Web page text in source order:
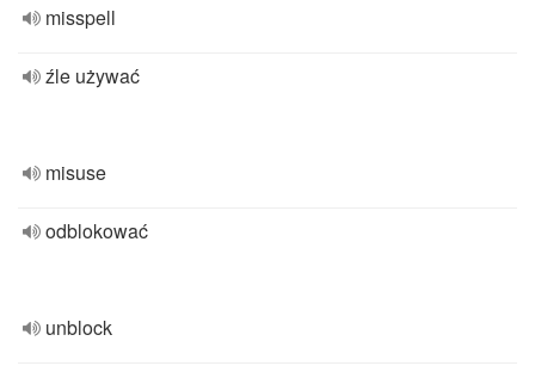
misspell
źle używać
misuse
odblokować
unblock